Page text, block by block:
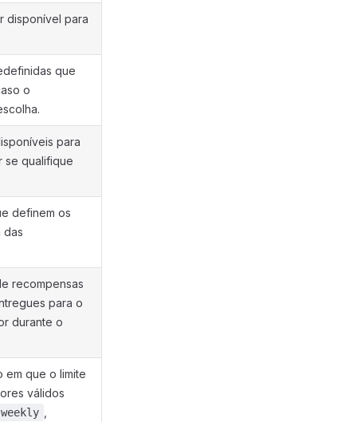
disponível para
que
o
para
se qualifique
definem os
das
recompensas
para o
durante o
em que o limite
válidos
weekly